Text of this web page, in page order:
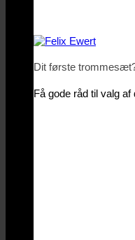
Dit første
Få gode råd til valg